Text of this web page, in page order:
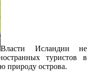
Власти Исландии не
туристов в
природу острова.